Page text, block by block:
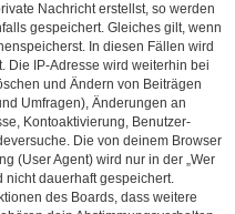
Nachricht erstellst, so werden
gespeichert. Gleiches gilt, wenn
In diesen Fällen wird
Die IP-Adresse wird weiterhin bei
und Ändern von Beiträgen
Umfragen), Änderungen an
Kontoaktivierung, Benutzer-
Die von deinem Browser
(User Agent) wird nur in der „Wer
nicht dauerhaft gespeichert.
des Boards, dass weitere